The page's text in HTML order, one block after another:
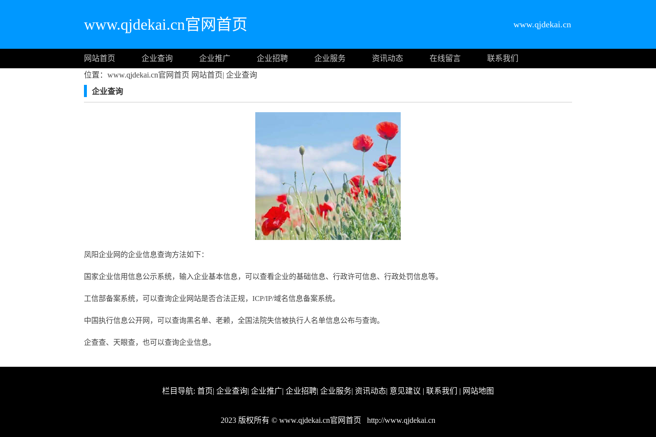
www.qjdekai.cn官网首页 www.qjdekai.cn
网站首页 企业查询 企业推广 企业招聘 企业服务 资讯动态 在线留言
联系我们
位置：www.qjdekai.cn官网首页 网站首页| 企业查询
企业查询
凤阳企业网的企业信息查询方法如下：
国家企业信用信息公示系统，输入企业基本信息，可以查看企业的基础信息、行政许可信息、行政处罚信息等。
工信部备案系统，可以查询企业网站是否合法正规，ICP/IP/域名信息备案系统。
中国执行信息公开网，可以查询黑名单、老赖，全国法院失信被执行人名单信息公布与查询。
企查查、天眼查，也可以查询企业信息。
栏目导航: 首页| 企业查询| 企业推广| 企业招聘| 企业服务| 资讯动态| 意见建议 | 联系我们 | 网站地图
2023 版权所有 © www.qjdekai.cn官网首页 http://www.qjdekai.cn